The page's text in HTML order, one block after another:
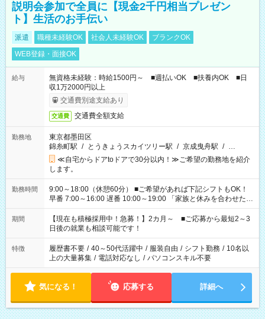
説明会参加で全員に【現金2千円相当プレゼン
ト】生活のお手伝い
派遣 職種未経験OK 社会人未経験OK
ブランクOK
WEB登録・面接OK
給与
無資格未経験：時給1500円～ ■週払いOK ■扶養内OK ■日
収1万2000円以上
交通費別途支給あり
交通費 交通費全額支給
勤務地
東京都墨田区
錦糸町駅 / とうきょうスカイツリー駅 / 京成曳舟駅 / …
≪自宅からドアtoドアで30分以内！≫ご希望の勤務地を紹介
します。
勤務時間
9:00～18:00（休憩60分） ■ご希望があれば下記シフトもOK！
早番 7:00～16:00 遅番 10:00～19:00 「家族と休みを合わせた
い」 「余裕を持って夕飯の準備がしたい」 「できれば残業はし
たくない」 など、ご希望を教えてくださいね。 ※Wワーク希望
の方へ 今ご覧のお仕事で希望する勤務時間と、もう1つのお仕事
の勤務時間。 合計で週40時間を超える場合は応募できません。
期間
【現在も積極採用中！急募！】2カ月～ ■ご応募から最短2～3
日後の就業も相談可能です！
特徴 履歴書不要 / 40～50代活躍中 / 服装自由 / シフト勤務 / 10名以
上の大量募集 / 電話対応なし / パソコンスキル不要
気になる！ 応募する 詳細へ